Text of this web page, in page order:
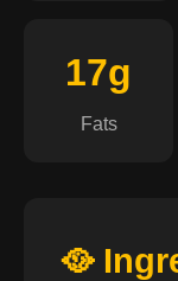
17g
Fats
🥘